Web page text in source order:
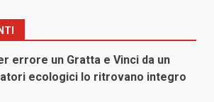
errore un Gratta e Vinci da un
ecologici lo ritrovano integro